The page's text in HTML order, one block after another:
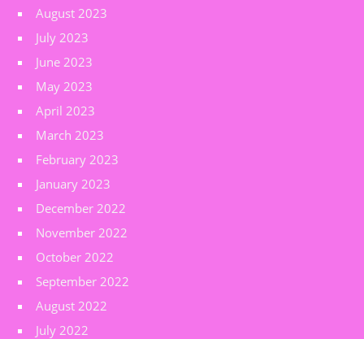
August 2023
July 2023
June 2023
May 2023
April 2023
March 2023
February 2023
January 2023
December 2022
November 2022
October 2022
September 2022
August 2022
July 2022